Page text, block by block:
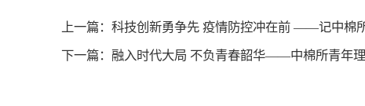
上一篇： 科技创新勇争先 疫情防控冲在前 ——记中棉
下一篇： 融入时代大局 不负青春韶华——中棉所青年